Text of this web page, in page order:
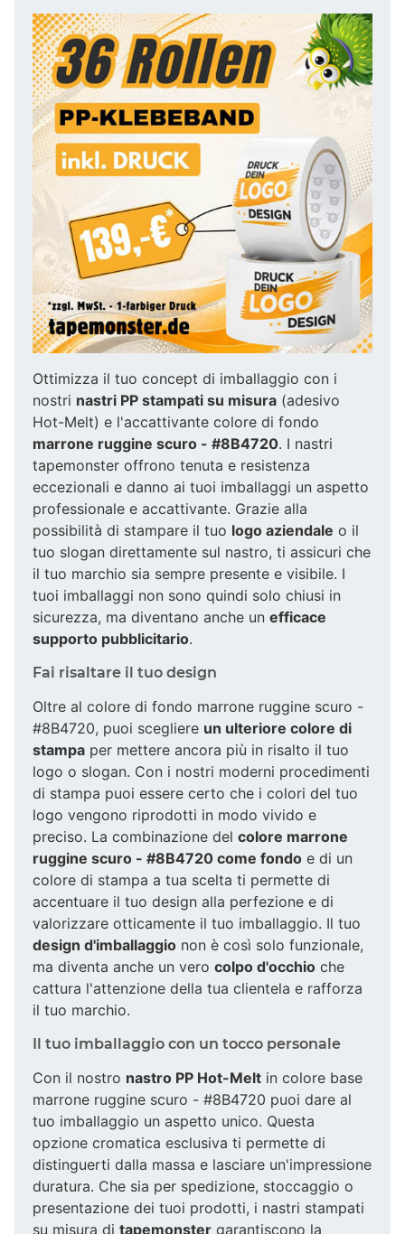
Ottimizza il tuo concept di imballaggio con i
nostri nastri PP stampati su misura (adesivo
Hot-Melt) e l'accattivante colore di fondo
marrone ruggine scuro - #8B4720. I nastri
tapemonster offrono tenuta e resistenza
eccezionali e danno ai tuoi imballaggi un aspetto
professionale e accattivante. Grazie alla
possibilità di stampare il tuo logo aziendale o il
tuo slogan direttamente sul nastro, ti assicuri che
il tuo marchio sia sempre presente e visibile. I
tuoi imballaggi non sono quindi solo chiusi in
sicurezza, ma diventano anche un efficace
supporto pubblicitario.
Fai risaltare il tuo design
Oltre al colore di fondo marrone ruggine scuro -
#8B4720, puoi scegliere un ulteriore colore di
stampa per mettere ancora più in risalto il tuo
logo o slogan. Con i nostri moderni procedimenti
di stampa puoi essere certo che i colori del tuo
logo vengono riprodotti in modo vivido e
preciso. La combinazione del colore marrone
ruggine scuro - #8B4720 come fondo e di un
colore di stampa a tua scelta ti permette di
accentuare il tuo design alla perfezione e di
valorizzare otticamente il tuo imballaggio. Il tuo
design d'imballaggio non è così solo funzionale,
ma diventa anche un vero colpo d'occhio che
cattura l'attenzione della tua clientela e rafforza
il tuo marchio.
Il tuo imballaggio con un tocco personale
Con il nostro nastro PP Hot-Melt in colore base
marrone ruggine scuro - #8B4720 puoi dare al
tuo imballaggio un aspetto unico. Questa
opzione cromatica esclusiva ti permette di
distinguerti dalla massa e lasciare un'impressione
duratura. Che sia per spedizione, stoccaggio o
presentazione dei tuoi prodotti, i nastri stampati
su misura di tapemonster garantiscono la